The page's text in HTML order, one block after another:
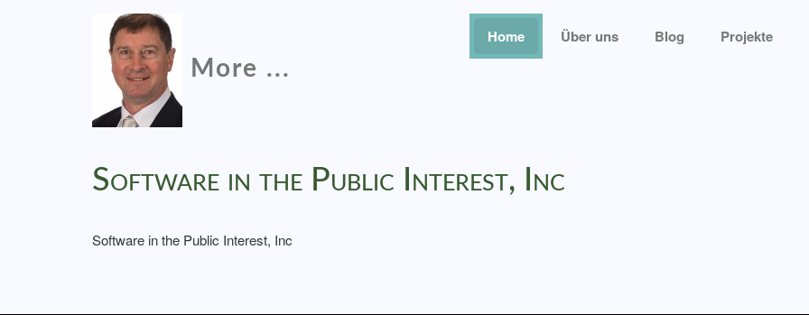
More ...
Home Über uns Blog Projekte
Software in the Public Interest, Inc
Software in the Public Interest, Inc